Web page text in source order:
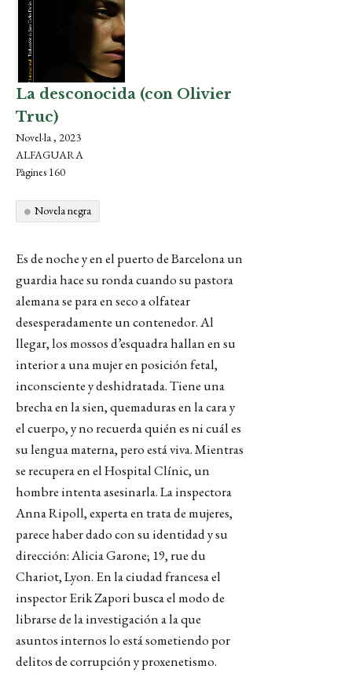
La desconocida (con Olivier
Truc)
Novel·la , 2023
ALFAGUARA
Pàgines 160
Novela negra
Es de noche y en el puerto de Barcelona un
guardia hace su ronda cuando su pastora
alemana se para en seco a olfatear
desesperadamente un contenedor. Al
llegar, los mossos d’esquadra hallan en su
interior a una mujer en posición fetal,
inconsciente y deshidratada. Tiene una
brecha en la sien, quemaduras en la cara y
el cuerpo, y no recuerda quién es ni cuál es
su lengua materna, pero está viva. Mientras
se recupera en el Hospital Clínic, un
hombre intenta asesinarla. La inspectora
Anna Ripoll, experta en trata de mujeres,
parece haber dado con su identidad y su
dirección: Alicia Garone; 19, rue du
Chariot, Lyon. En la ciudad francesa el
inspector Erik Zapori busca el modo de
librarse de la investigación a la que
asuntos internos lo está sometiendo por
delitos de corrupción y proxenetismo.